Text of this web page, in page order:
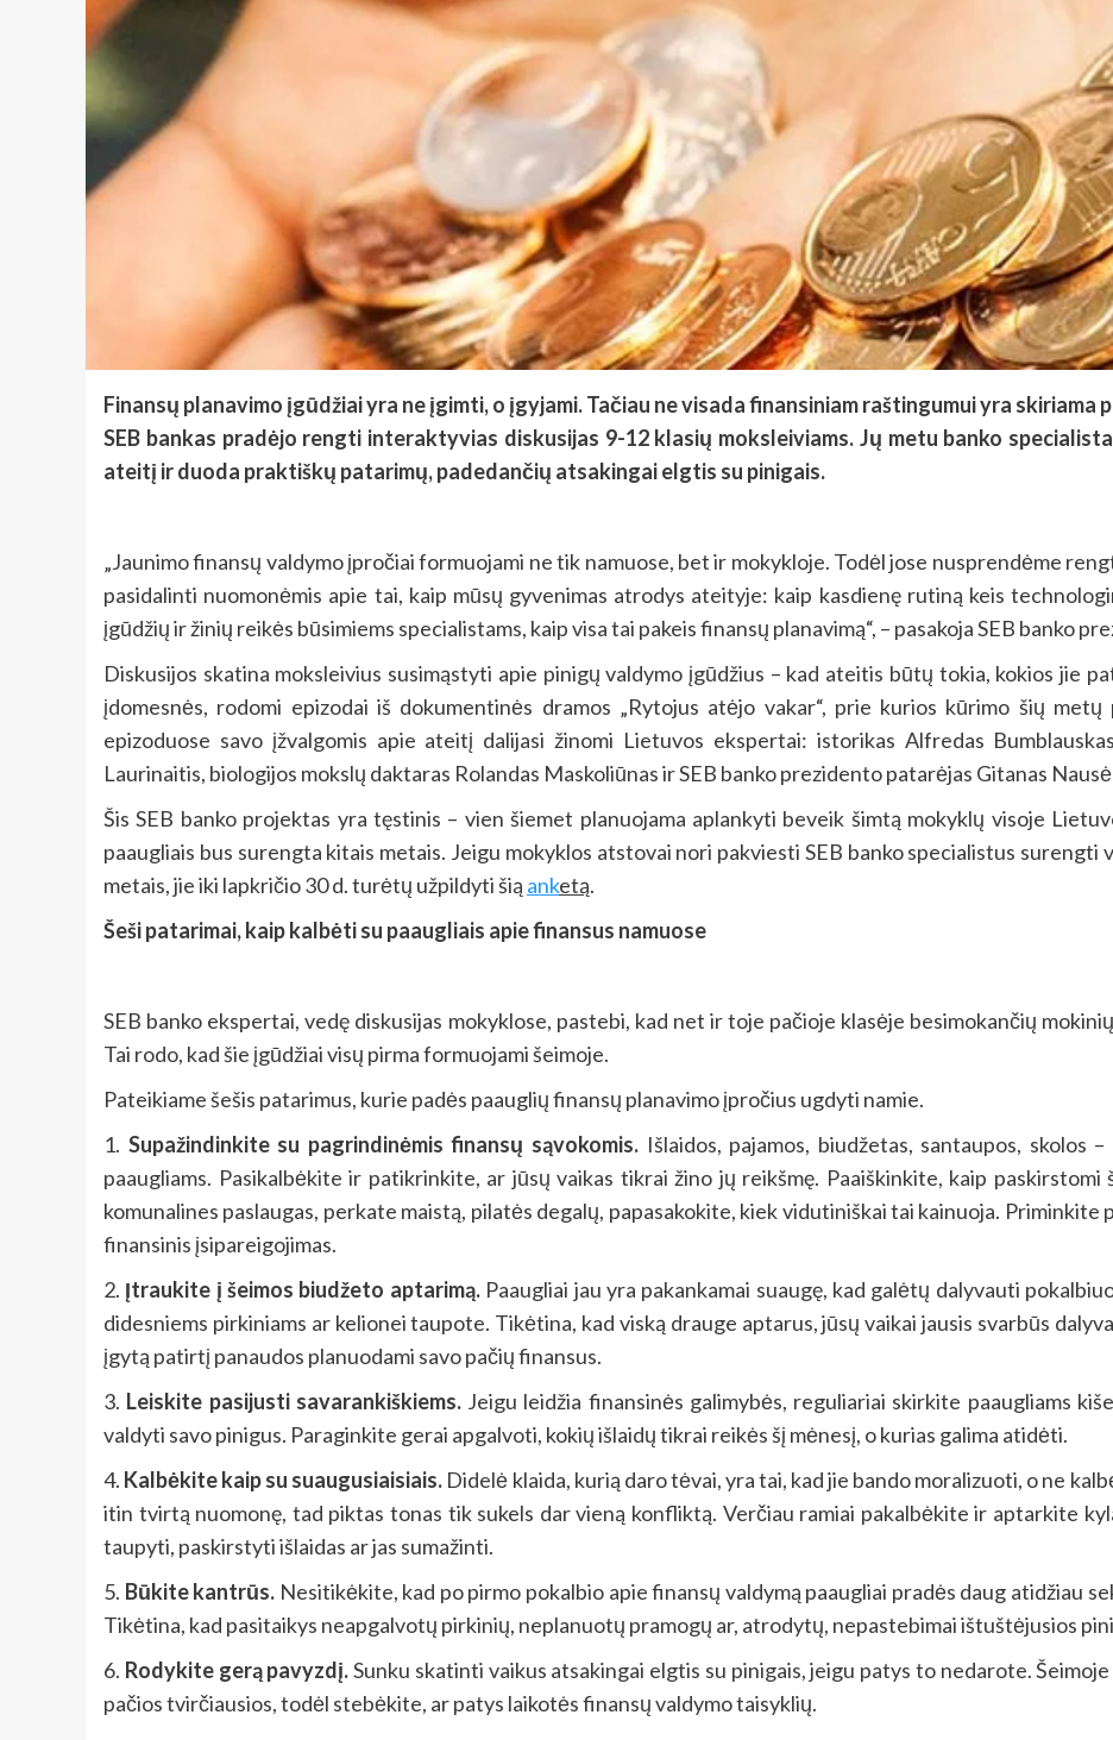
Finansų planavimo įgūdžiai yra ne įgimti, o įgyjami. Tačiau ne visada finansiniam raštingumui yra skiriama
SEB bankas pradėjo rengti interaktyvias diskusijas 9-12 klasių moksleiviams. Jų metu banko
ateitį ir duoda praktiškų patarimų, padedančių atsakingai elgtis su pinigais.
„Jaunimo finansų valdymo įpročiai formuojami ne tik namuose, bet ir mokykloje. Todėl jose nusprendėme
pasidalinti nuomonėmis apie tai, kaip mūsų gyvenimas atrodys ateityje: kaip kasdienę rutiną keis
įgūdžių ir žinių reikės būsimiems specialistams, kaip visa tai pakeis finansų planavimą“, – pasakoja SEB banko
Diskusijos skatina moksleivius susimąstyti apie pinigų valdymo įgūdžius – kad ateitis būtų tokia, kokios jie
įdomesnės, rodomi epizodai iš dokumentinės dramos „Rytojus atėjo vakar“, prie kurios kūrimo šių metų
epizoduose savo įžvalgomis apie ateitį dalijasi žinomi Lietuvos ekspertai: istorikas Alfredas
Laurinaitis, biologijos mokslų daktaras Rolandas Maskoliūnas ir SEB banko prezidento patarėjas Gitanas
Šis SEB banko projektas yra tęstinis – vien šiemet planuojama aplankyti beveik šimtą mokyklų visoje
paaugliais bus surengta kitais metais. Jeigu mokyklos atstovai nori pakviesti SEB banko specialistus surengti
metais, jie iki lapkričio 30 d. turėtų užpildyti šią anketą.
Šeši patarimai, kaip kalbėti su paaugliais apie finansus namuose
SEB banko ekspertai, vedę diskusijas mokyklose, pastebi, kad net ir toje pačioje klasėje besimokančių
Tai rodo, kad šie įgūdžiai visų pirma formuojami šeimoje.
Pateikiame šešis patarimus, kurie padės paauglių finansų planavimo įpročius ugdyti namie.
1. Supažindinkite su pagrindinėmis finansų sąvokomis.Išlaidos, pajamos, biudžetas, santaupos, skolos
paaugliams. Pasikalbėkite ir patikrinkite, ar jūsų vaikas tikrai žino jų reikšmę. Paaiškinkite, kaip paskirstomi
komunalines paslaugas, perkate maistą, pilatės degalų, papasakokite, kiek vidutiniškai tai kainuoja. Priminkite
finansinis įsipareigojimas.
2. Įtraukite į šeimos biudžeto aptarimą. Paaugliai jau yra pakankamai suaugę, kad galėtų dalyvauti
didesniems pirkiniams ar kelionei taupote. Tikėtina, kad viską drauge aptarus, jūsų vaikai jausis svarbūs
įgytą patirtį panaudos planuodami savo pačių finansus.
3. Leiskite pasijusti savarankiškiems.Jeigu leidžia finansinės galimybės, reguliariai skirkite paaugliams
valdyti savo pinigus. Paraginkite gerai apgalvoti, kokių išlaidų tikrai reikės šį mėnesį, o kurias galima atidėti.
4. Kalbėkite kaip su suaugusiaisiais. Didelė klaida, kurią daro tėvai, yra tai, kad jie bando moralizuoti, o ne
itin tvirtą nuomonę, tad piktas tonas tik sukels dar vieną konfliktą. Verčiau ramiai pakalbėkite ir aptarkite
taupyti, paskirstyti išlaidas ar jas sumažinti.
5. Būkite kantrūs. Nesitikėkite, kad po pirmo pokalbio apie finansų valdymą paaugliai pradės daug atidžiau
Tikėtina, kad pasitaikys neapgalvotų pirkinių, neplanuotų pramogų ar, atrodytų, nepastebimai ištuštėjusios
6. Rodykite gerą pavyzdį.Sunku skatinti vaikus atsakingai elgtis su pinigais, jeigu patys to nedarote.
pačios tvirčiausios, todėl stebėkite, ar patys laikotės finansų valdymo taisyklių.